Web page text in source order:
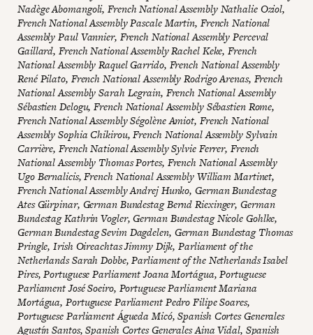
Nadège Abomangoli, French National Assembly Nathalie Oziol,
French National Assembly Pascale Martin, French National
Assembly Paul Vannier, French National Assembly Perceval
Gaillard, French National Assembly Rachel Keke, French
National Assembly Raquel Garrido, French National Assembly
René Pilato, French National Assembly Rodrigo Arenas, French
National Assembly Sarah Legrain, French National Assembly
Sébastien Delogu, French National Assembly Sébastien Rome,
French National Assembly Ségolène Amiot, French National
Assembly Sophia Chikirou, French National Assembly Sylvain
Carrière, French National Assembly Sylvie Ferrer, French
National Assembly Thomas Portes, French National Assembly
Ugo Bernalicis, French National Assembly William Martinet,
French National Assembly Andrej Hunko, German Bundestag
Ates Gürpinar, German Bundestag Bernd Riexinger, German
Bundestag Kathrin Vogler, German Bundestag Nicole Gohlke,
German Bundestag Sevim Dagdelen, German Bundestag Thomas
Pringle, Irish Oireachtas Jimmy Dijk, Parliament of the
Netherlands Sarah Dobbe, Parliament of the Netherlands Isabel
Pires, Portuguese Parliament Joana Mortágua, Portuguese
Parliament José Soeiro, Portuguese Parliament Mariana
Mortágua, Portuguese Parliament Pedro Filipe Soares,
Portuguese Parliament Águeda Micó, Spanish Cortes Generales
Agustín Santos, Spanish Cortes Generales Aina Vidal, Spanish